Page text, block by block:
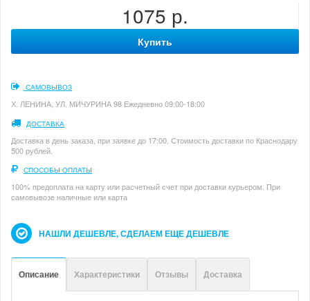
1075 р.
Купить
САМОВЫВОЗ
Х. ЛЕНИНА, УЛ. МИЧУРИНА 98 Ежедневно 09:00-18:00
ДОСТАВКА
Доставка в день заказа, при заявке до 17:00. Стоимость доставки по Краснодару
500 рублей.
СПОСОБЫ ОПЛАТЫ
100% предоплата на карту или расчетный счет при доставки курьером. При
самовывозе наличные или карта
НАШЛИ ДЕШЕВЛЕ, СДЕЛАЕМ ЕЩЕ ДЕШЕВЛЕ
Описание Характеристики Отзывы Доставка